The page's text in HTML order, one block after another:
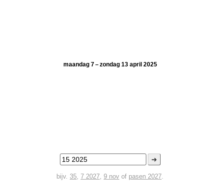
maandag 7 – zondag 13 april 2025
➜
bijv. 35, 7 2027, 9 nov of pasen 2027.